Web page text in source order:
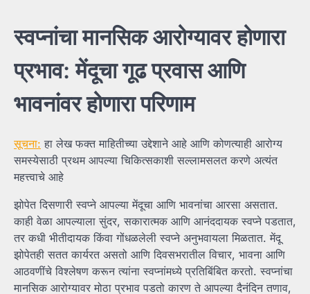
स्वप्नांचा मानसिक आरोग्यावर होणारा
प्रभाव: मेंदूचा गूढ प्रवास आणि
भावनांवर होणारा परिणाम
सूचना: हा लेख फक्त माहितीच्या उद्देशाने आहे आणि कोणत्याही आरोग्य
समस्येसाठी प्रथम आपल्या चिकित्सकाशी सल्लामसलत करणे अत्यंत
महत्त्वाचे आहे
झोपेत दिसणारी स्वप्ने आपल्या मेंदूचा आणि भावनांचा आरसा असतात.
काही वेळा आपल्याला सुंदर, सकारात्मक आणि आनंददायक स्वप्ने पडतात,
तर कधी भीतीदायक किंवा गोंधळलेली स्वप्ने अनुभवायला मिळतात. मेंदू
झोपेतही सतत कार्यरत असतो आणि दिवसभरातील विचार, भावना आणि
आठवणींचे विश्लेषण करून त्यांना स्वप्नांमध्ये प्रतिबिंबित करतो. स्वप्नांचा
मानसिक आरोग्यावर मोठा प्रभाव पडतो कारण ते आपल्या दैनंदिन तणाव,